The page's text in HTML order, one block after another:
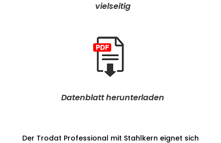
vielseitig
Datenblatt herunterladen
Der Trodat Professional mit Stahlkern eignet sich